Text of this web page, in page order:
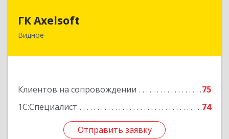
ГК Axelsoft
Видное
Клиентов на сопровождении
75
1С:Специалист
74
Отправить заявку
Отправить заявку